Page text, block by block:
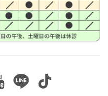
LineTikTok